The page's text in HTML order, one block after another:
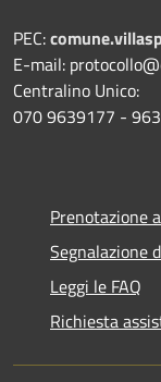
PEC:
E-mail:
Centralino Unico:
070 9639177 -
Prenotazione
Segnalazione
Leggi le FAQ
Richiesta